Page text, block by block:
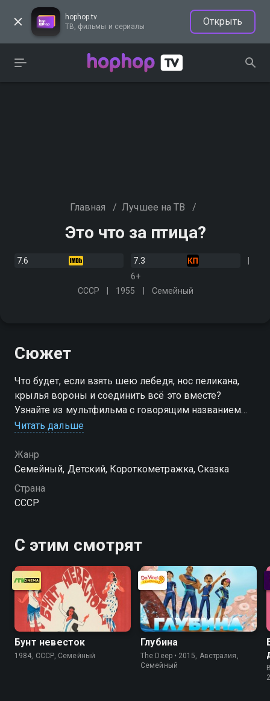
hophop.tv
ТВ, фильмы и сериалы
Открыть
Главная / Лучшее на ТВ /
Это что за птица?
7.6
7.3
6+
СССР
1955 Семейный
Сюжет
Что будет, если взять шею лебедя, нос пеликана,
крылья вороны и соединить всё это вместе?
Узнайте из мультфильма с говорящим названием
"Что это за птица?"
Читать дальше
Жанр
Семейный, Детский, Короткометражка, Сказка
Страна
СССР
С этим смотрят
Бунт невесток
1984, СССР, Семейный
Глубина
The Deep • 2015, Австралия,
Семейный